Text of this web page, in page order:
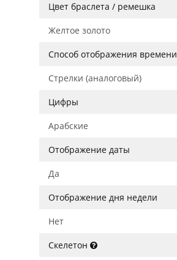
Цвет браслета / ремешка
Желтое золото
Способ отображения времени
Стрелки (аналоговый)
Цифры
Арабские
Отображение даты
Да
Отображение дня недели
Нет
Скелетон